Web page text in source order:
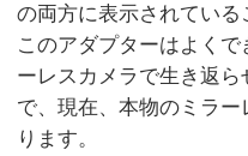
の両方に表示されている
このアダプターはよく
ーレスカメラで生き返
で、現在、本物のミラ
ります。